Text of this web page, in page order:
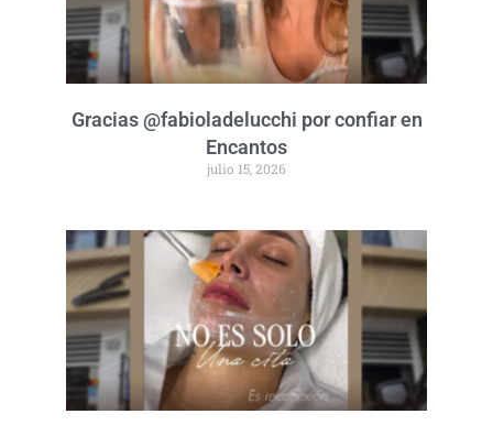
Gracias @fabioladelucchi por confiar en
Encantos
julio 15, 2026